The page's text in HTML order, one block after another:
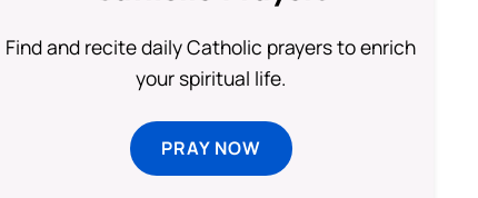
Find and recite daily Catholic prayers to enrich
your spiritual life.
PRAY NOW